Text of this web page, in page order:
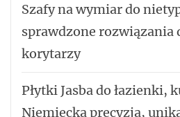
Szafy na wymiar do
sprawdzone rozwiązania
korytarzy
Płytki Jasba do łazienki,
Niemiecka precyzja,